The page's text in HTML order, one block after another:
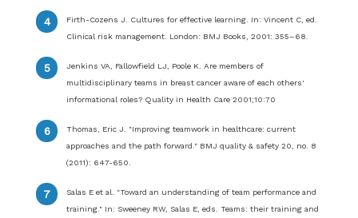
Firth-Cozens J. Cultures for effective learning. In: Vincent C, ed.
Clinical risk management. London: BMJ Books, 2001: 355–68.
Jenkins VA, Fallowfield LJ, Poole K. Are members of
multidisciplinary teams in breast cancer aware of each others'
informational roles? Quality in Health Care 2001;10:70
Thomas, Eric J. "Improving teamwork in healthcare: current
approaches and the path forward." BMJ quality & safety 20, no. 8
(2011): 647-650.
Salas E et al. "Toward an understanding of team performance and
training." In: Sweeney RW, Salas E, eds. Teams: their training and